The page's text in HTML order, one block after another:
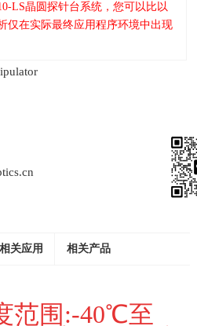
LS晶圆探针台系统，您可以比以
仅在实际最终应用程序环境中出现
相关应用 相关产品
范围:-40℃至